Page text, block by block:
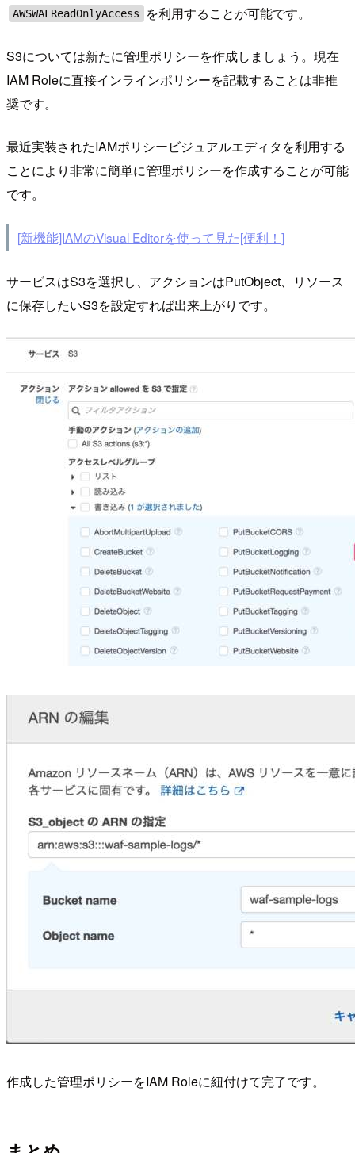
AWSWAFReadOnlyAccess を利用することが可能です。
S3については新たに管理ポリシーを作成しましょう。現在
IAM Roleに直接インラインポリシーを記載することは非推
奨です。
最近実装されたIAMポリシービジュアルエディタを利用する
ことにより非常に簡単に管理ポリシーを作成することが可能
です。
[新機能]IAMのVisual Editorを使って見た[便利！]
サービスはS3を選択し、アクションはPutObject、リソース
に保存したいS3を設定すれば出来上がりです。
作成した管理ポリシーをIAM Roleに紐付けて完了です。